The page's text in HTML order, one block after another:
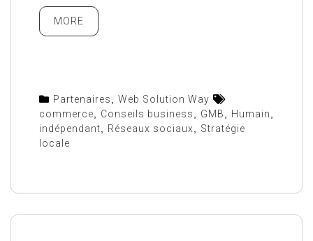
MORE
Partenaires
Web Solution Way
commerce
Conseils business GMB Humain
indépendant
Réseaux sociaux
Stratégie
locale